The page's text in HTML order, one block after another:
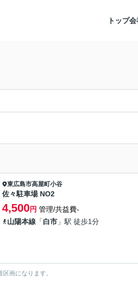
トップ会
東広島市高屋町小谷
佐々駐車場 NO2
4,500円 管理/共益費-
山陽本線 「白市 」駅 徒歩1分
画になります。